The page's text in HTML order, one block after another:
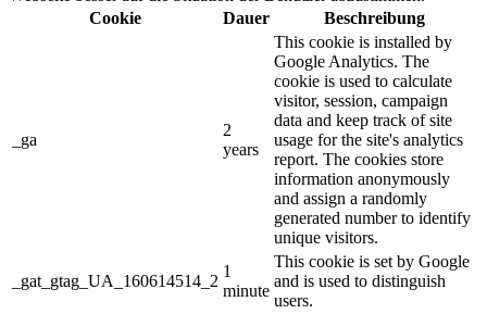
Cookie
Dauer Beschreibung
_ga
2
years
This cookie is installed by
Google Analytics. The
cookie is used to calculate
visitor, session, campaign
data and keep track of site
usage for the site's analytics
report. The cookies store
information anonymously
and assign a randomly
generated number to identify
unique visitors.
_gat_gtag_UA_160614514_2
1
minute
This cookie is set by Google
and is used to distinguish
users.